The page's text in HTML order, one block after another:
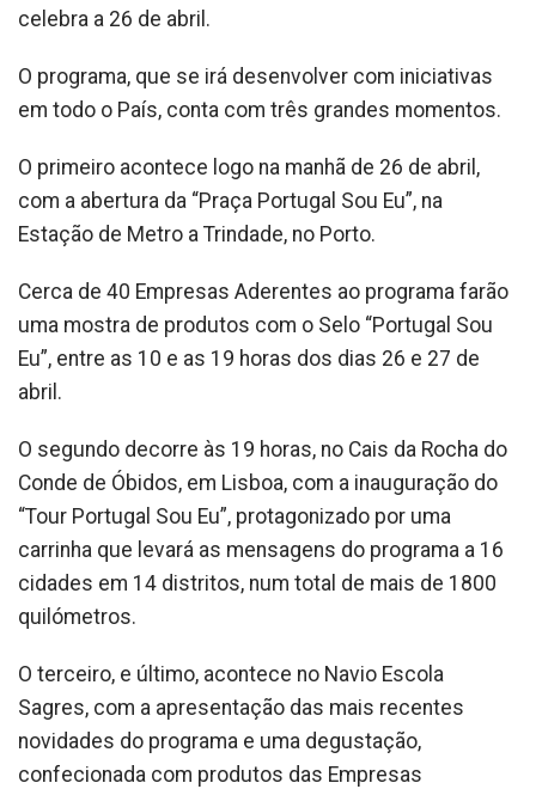
celebra a 26 de abril.
O programa, que se irá desenvolver com iniciativas
em todo o País, conta com três grandes momentos.
O primeiro acontece logo na manhã de 26 de abril,
com a abertura da “Praça Portugal Sou Eu”, na
Estação de Metro a Trindade, no Porto.
Cerca de 40 Empresas Aderentes ao programa farão
uma mostra de produtos com o Selo “Portugal Sou
Eu”, entre as 10 e as 19 horas dos dias 26 e 27 de
abril.
O segundo decorre às 19 horas, no Cais da Rocha do
Conde de Óbidos, em Lisboa, com a inauguração do
“Tour Portugal Sou Eu”, protagonizado por uma
carrinha que levará as mensagens do programa a 16
cidades em 14 distritos, num total de mais de 1800
quilómetros.
O terceiro, e último, acontece no Navio Escola
Sagres, com a apresentação das mais recentes
novidades do programa e uma degustação,
confecionada com produtos das Empresas